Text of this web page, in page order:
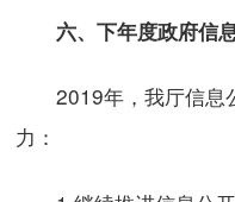
六、下年度政府信
2019年，我厅信息
力：